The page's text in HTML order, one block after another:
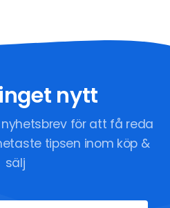
nytt
för att få reda
tipsen inom köp &
sälj